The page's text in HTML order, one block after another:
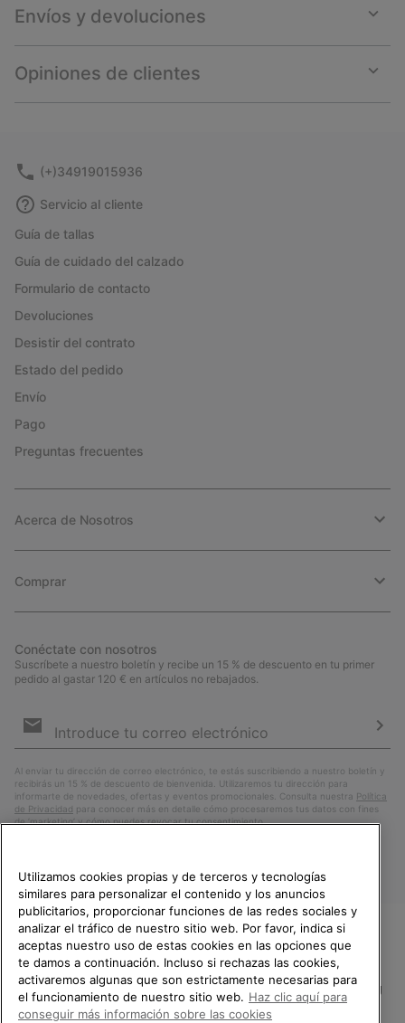
Envíos y devoluciones
or
Opiniones de clientes
or
(+)34919015936
Servicio al cliente
Guía de tallas
Guía de cuidado del calzado
Formulario de contacto
Devoluciones
Desistir del contrato
Estado del pedido
Envío
Pago
Preguntas frecuentes
Acerca de Nosotros
Comprar
Conéctate con nosotros
Suscríbete a nuestro boletín y recibe un 15 % de descuento en tu primer
pedido al gastar 120 € en artículos no rebajados.
de
Al enviar tu dirección de correo electrónico, te estás suscribiendo a nuestro boletín y
recibirás un 15 % de descuento de bienvenida. Utilizaremos tu dirección para
informarte de novedades, ofertas y eventos promocionales. Consulta nuestra Política
de Privacidad para conocer más en detalle cómo procesaremos tus datos con fines
de ’marketing’ y cómo puedes revocar tu consentimiento.
España
TE DAMOS LA BIENVENIDA A
SOREL.
POR FAVOR, SELECCIONA TU
PAÍS.
Utilizamos cookies propias y de terceros y tecnologías
similares para personalizar el contenido y los anuncios
publicitarios, proporcionar funciones de las redes sociales y
analizar el tráfico de nuestro sitio web. Por favor, indica si
aceptas nuestro uso de estas cookies en las opciones que
te damos a continuación. Incluso si rechazas las cookies,
activaremos algunas que son estrictamente necesarias para
el funcionamiento de nuestro sitio web. Haz clic aquí para
conseguir más información sobre las cookies